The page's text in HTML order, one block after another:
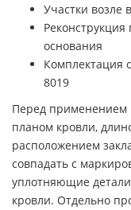
Участки возле
основания
Комплектация
8019
Перед применением
планом кровли,
расположением
совпадать с
уплотняющие
кровли. Отдельно